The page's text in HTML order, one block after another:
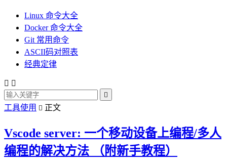
Linux 命令大全
Docker 命令大全
Git 常用命令
ASCII码对照表
经典定律
 

工具使用  正文
Vscode server: 一个移动设备上编程/多人
编程的解决方法 （附新手教程）